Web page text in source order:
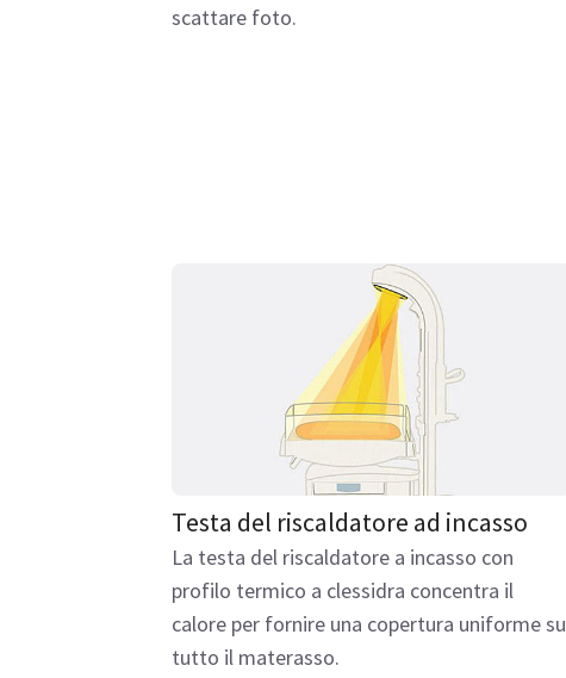
scattare foto.
Testa del riscaldatore ad incasso
La testa del riscaldatore a incasso con
profilo termico a clessidra concentra il
calore per fornire una copertura uniforme su
tutto il materasso.